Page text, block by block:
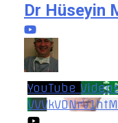
Dr Hüseyin
YouTube